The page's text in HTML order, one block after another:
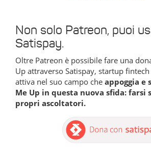
Non solo Patreon, puoi
Satispay.
Oltre Patreon è possibile fare una
Up attraverso Satispay, startup
attiva nel suo campo che appoggia e
Me Up in questa nuova sfida: farsi
propri ascoltatori.